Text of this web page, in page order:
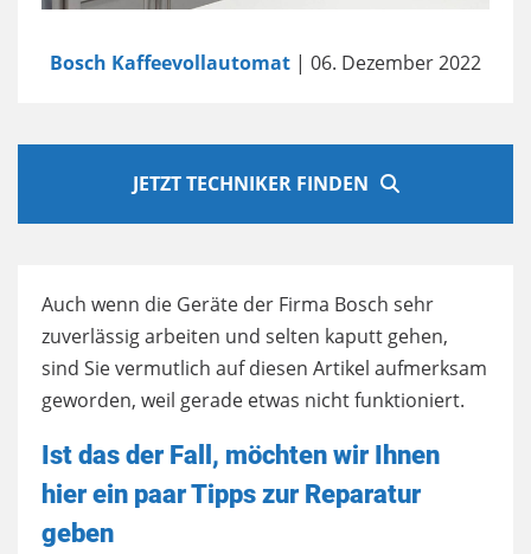
Bosch Kaffeevollautomat | 06. Dezember 2022
JETZT TECHNIKER FINDEN
Auch wenn die Geräte der Firma Bosch sehr
zuverlässig arbeiten und selten kaputt gehen,
sind Sie vermutlich auf diesen Artikel aufmerksam
geworden, weil gerade etwas nicht funktioniert.
Ist das der Fall, möchten wir Ihnen
hier ein paar Tipps zur Reparatur
geben